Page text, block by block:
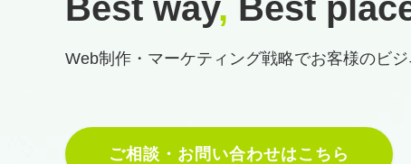
Best way, Best
Web制作・マーケティング戦略でお客様のビジ
ご相談・お問い合わせはこちら